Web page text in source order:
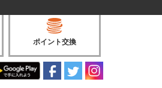
ポイント交換